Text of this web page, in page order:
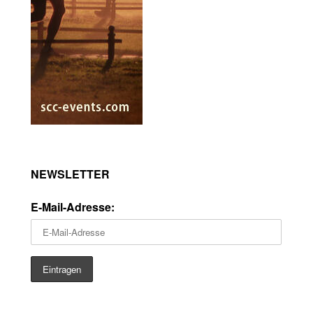
NEWSLETTER
E-Mail-Adresse: